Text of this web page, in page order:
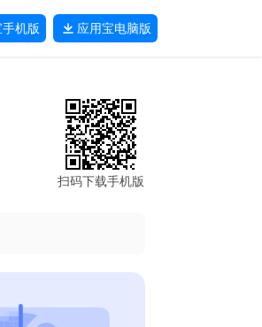
手机版 应用宝电脑版
扫码下载手机版